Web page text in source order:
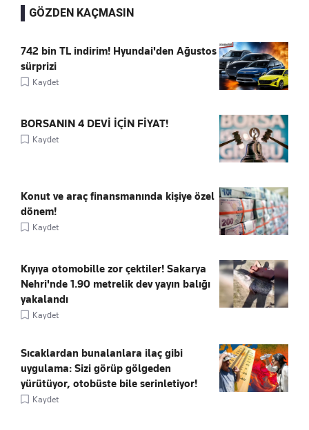
GÖZDEN KAÇMASIN
742 bin TL indirim! Hyundai'den Ağustos
sürprizi
Kaydet
BORSANIN 4 DEVİ İÇİN FİYAT!
Kaydet
Konut ve araç finansmanında kişiye özel
dönem!
Kaydet
Kıyıya otomobille zor çektiler! Sakarya
Nehri'nde 1.90 metrelik dev yayın balığı
yakalandı
Kaydet
Sıcaklardan bunalanlara ilaç gibi
uygulama: Sizi görüp gölgeden
yürütüyor, otobüste bile serinletiyor!
Kaydet